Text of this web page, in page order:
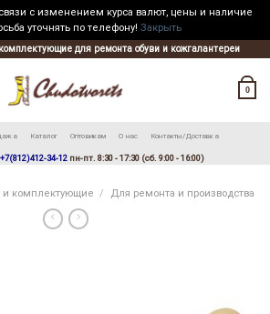
с изменением курса валют, цены и наличие
уточнять по телефону! Закрыть
Skip
to
для ремонта обуви и кожгалантереи
0
Каталог Оптовикам О нас Контакты/Доставка
+7(812)412-34-12 пн-пт. 8:30 - 17:30 (сб. 9:00 - 16:00)
и комплектующие / Для ремонта и производства